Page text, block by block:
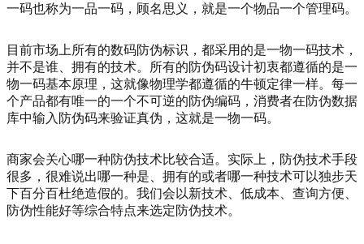
一码也称为一品一码，顾名思义，就是一个物品一个管理码。
目前市场上所有的数码防伪标识，都采用的是一物一码技术，
并不是谁、拥有的技术。所有的防伪码设计初衷都遵循的是一
物一码基本原理，这就像物理学都遵循的牛顿定律一样。每一
个产品都有唯一的一个不可逆的防伪编码，消费者在防伪数据
库中输入防伪码来验证真伪，这就是一物一码。
商家会关心哪一种防伪技术比较合适。实际上，防伪技术手段
很多，很难说出哪一种是、拥有的或者哪一种技术可以独步天
下百分百杜绝造假的。我们会以新技术、低成本、查询方便、
防伪性能好等综合特点来选定防伪技术。